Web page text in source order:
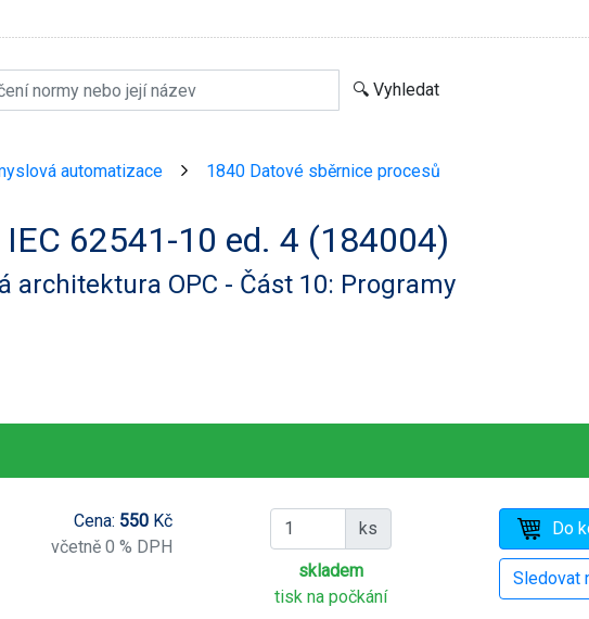
automatizace 1840 Datové sběrnice procesů
IEC 62541-10 ed. 4 (184004)
architektura OPC - Část 10: Programy
Cena: 550Kč
včetně 0 % DPH
ks
skladem
tisk na počkání